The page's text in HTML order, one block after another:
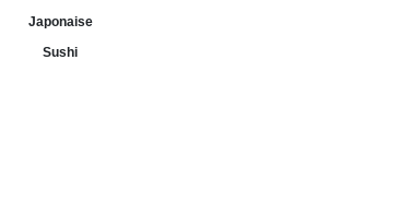
Japonaise
Sushi